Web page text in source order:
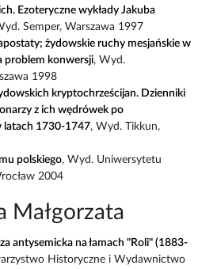
Ezoteryczne wykłady Jakuba
Semper, Warszawa 1997
żydowskie ruchy mesjańskie w
problem konwersji, Wyd.
1998
kryptochrześcijan. Dzienniki
z ich wędrówek po
latach 1730-1747, Wyd. Tikkun,
polskiego, Wyd. Uniwersytetu
2004
Małgorzata
antysemicka na łamach "Roli" (1883-
Historyczne i Wydawnictwo